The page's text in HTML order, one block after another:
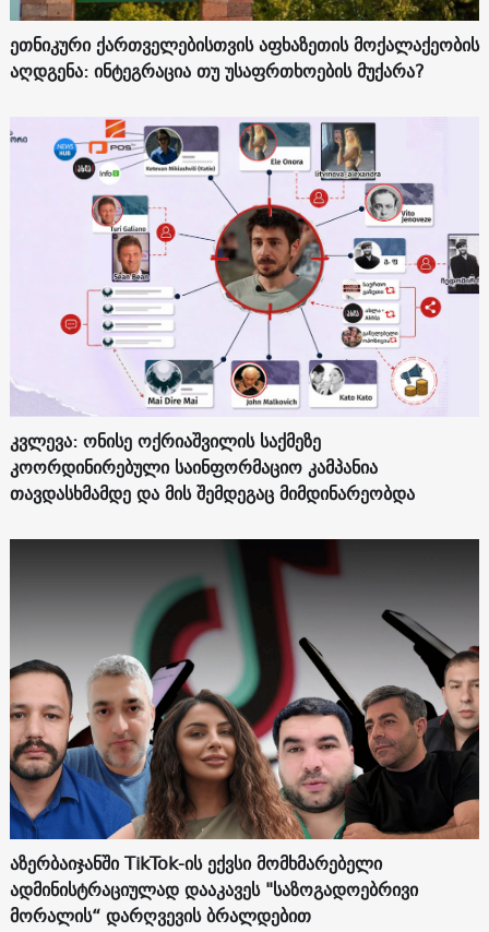
ეთნიკური ქართველებისთვის აფხაზეთის მოქალაქეობის
აღდგენა: ინტეგრაცია თუ უსაფრთხოების მუქარა?
კვლევა: ონისე ოქრიაშვილის საქმეზე
კოორდინირებული საინფორმაციო კამპანია
თავდასხმამდე და მის შემდეგაც მიმდინარეობდა
აზერბაიჯანში TikTok-ის ექვსი მომხმარებელი
ადმინისტრაციულად დააკავეს "საზოგადოებრივი
მორალის“ დარღვევის ბრალდებით